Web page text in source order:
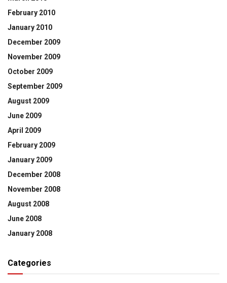
February 2010
January 2010
December 2009
November 2009
October 2009
September 2009
August 2009
June 2009
April 2009
February 2009
January 2009
December 2008
November 2008
August 2008
June 2008
January 2008
Categories